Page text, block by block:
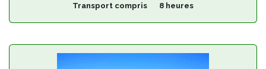
Transport compris 8 heures